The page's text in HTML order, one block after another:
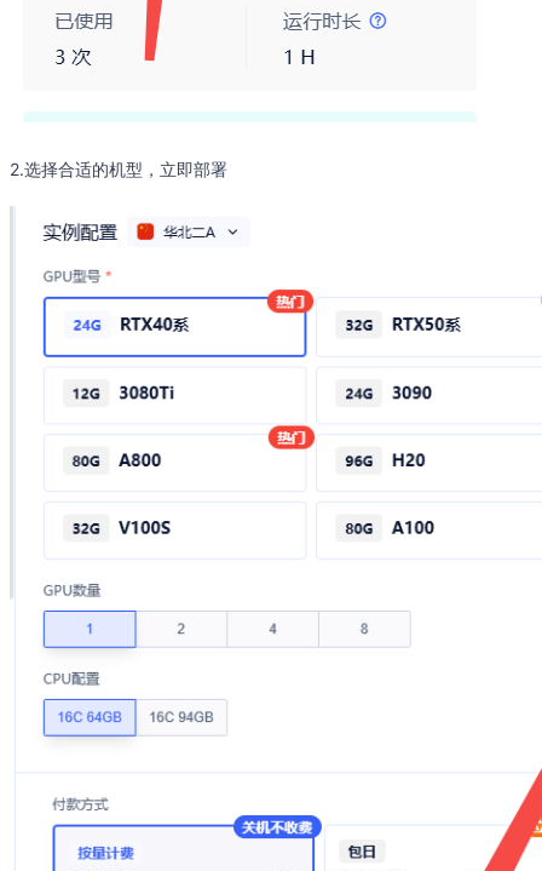
2.选择合适的机型，立即部署